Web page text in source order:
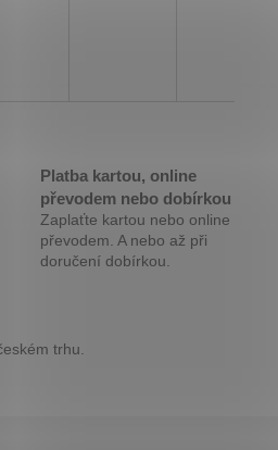
M
A
Platba kartou, online
převodem nebo dobírkou
Zaplaťte kartou nebo online
převodem. A nebo až při
doručení dobírkou.
trhu.